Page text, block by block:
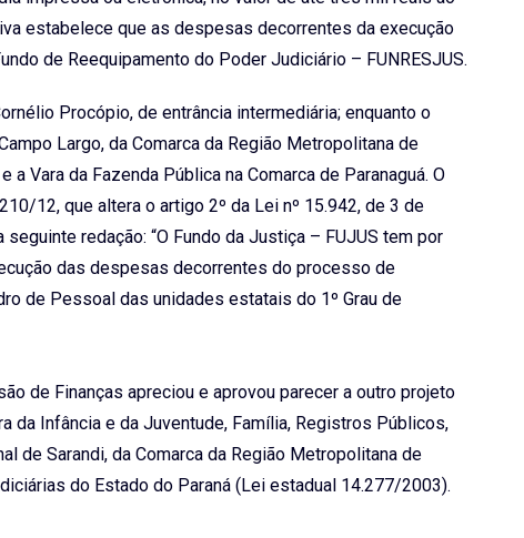
estabelece que as despesas decorrentes da execução
de Reequipamento do Poder Judiciário – FUNRESJUS.
Procópio, de entrância intermediária; enquanto o
Largo, da Comarca da Região Metropolitana de
Vara da Fazenda Pública na Comarca de Paranaguá. O
12, que altera o artigo 2º da Lei nº 15.942, de 3 de
redação: “O Fundo da Justiça – FUJUS tem por
das despesas decorrentes do processo de
de Pessoal das unidades estatais do 1º Grau de
de Finanças apreciou e aprovou parecer a outro projeto
da Infância e da Juventude, Família, Registros Públicos,
de Sarandi, da Comarca da Região Metropolitana de
do Estado do Paraná (Lei estadual 14.277/2003).